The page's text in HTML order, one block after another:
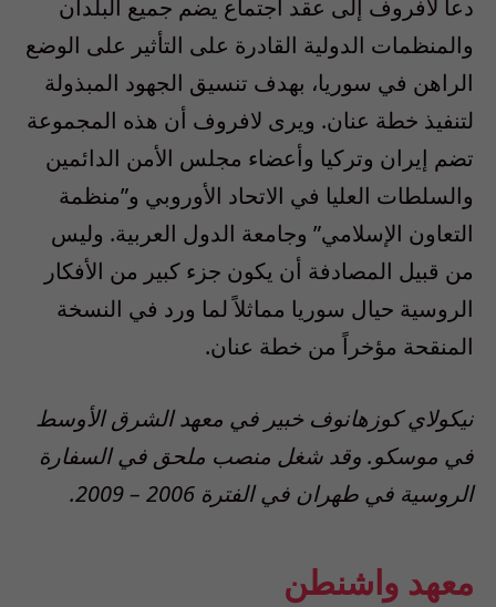
دعا لافروف إلى عقد اجتماع يضم جميع البلدان
والمنظمات الدولية القادرة على التأثير على الوضع
الراهن في سوريا، بهدف تنسيق الجهود المبذولة
لتنفيذ خطة عنان. ويرى لافروف أن هذه المجموعة
تضم إيران وتركيا وأعضاء مجلس الأمن الدائمين
والسلطات العليا في الاتحاد الأوروبي و”منظمة
التعاون الإسلامي” وجامعة الدول العربية. وليس
من قبيل المصادفة أن يكون جزء كبير من الأفكار
الروسية حيال سوريا مماثلاً لما ورد في النسخة
المنقحة مؤخراً من خطة عنان.
نيكولاي كوزهانوف خبير في معهد الشرق الأوسط
في موسكو. وقد شغل منصب ملحق في السفارة
الروسية في طهران في الفترة 2006 – 2009.
معهد واشنطن